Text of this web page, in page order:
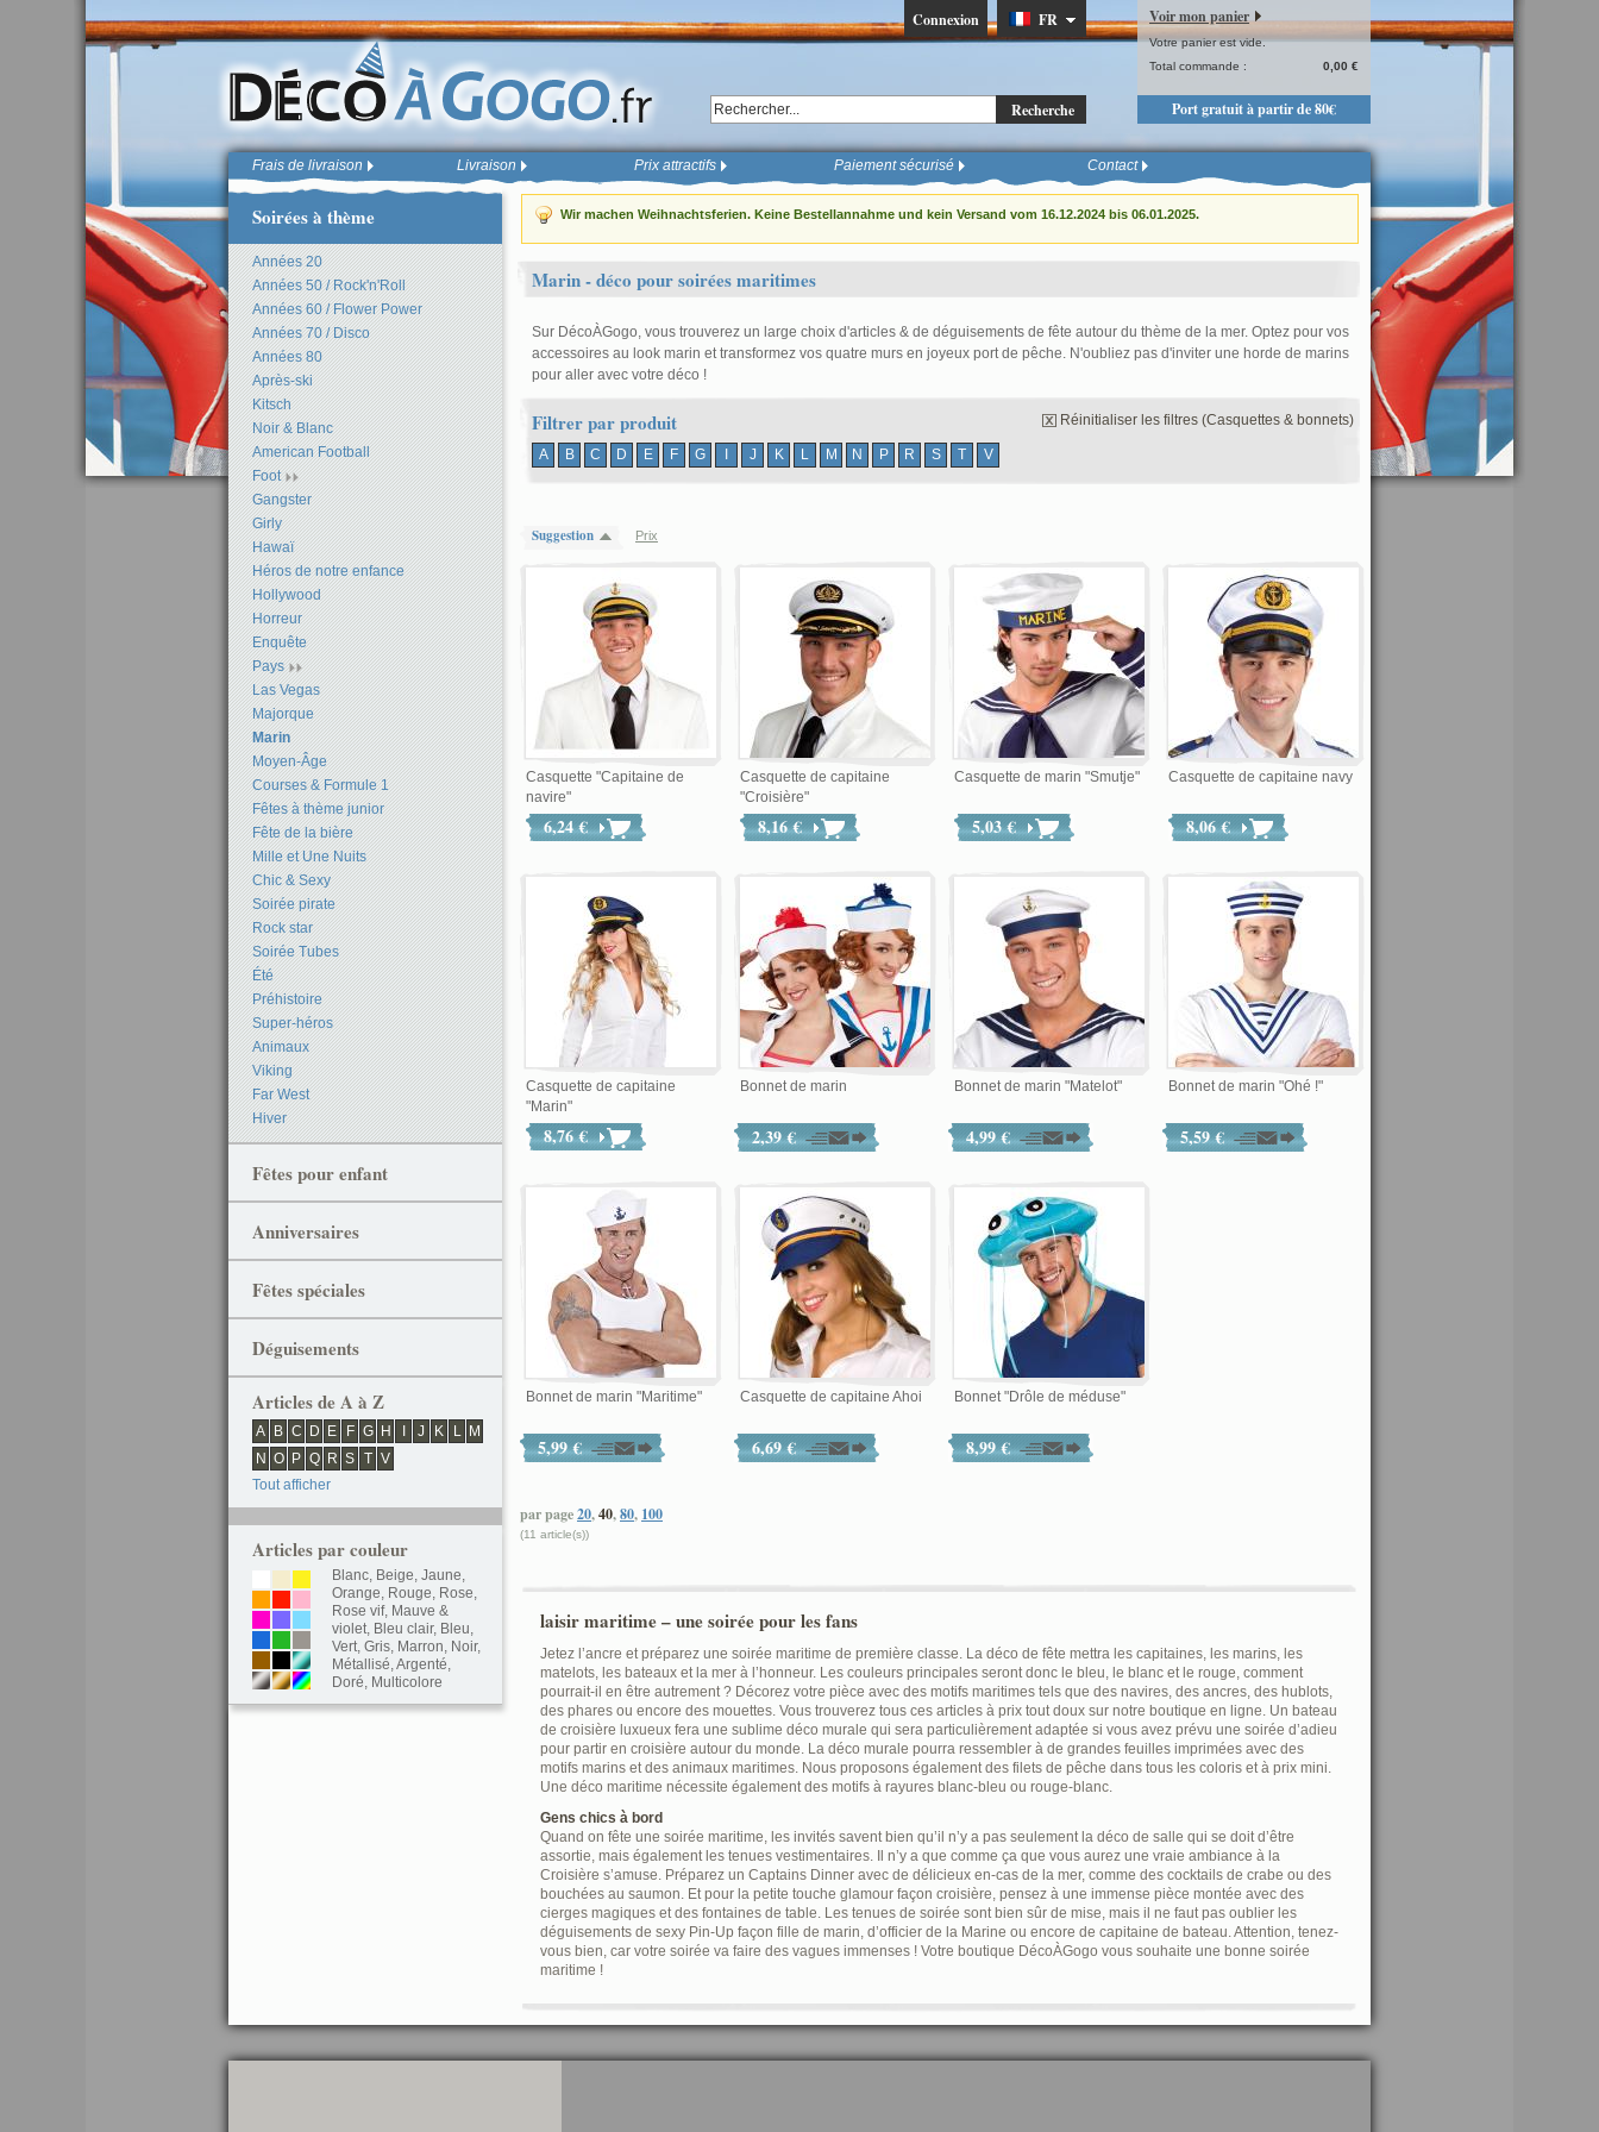
Recherche
Connexion FR Voir mon panier
Votre panier est vide.
Total commande :
0,00 €
Port gratuit à partir de 80€
Frais de livraison Livraison Prix attractifs Paiement sécurisé Contact
Wir machen Weihnachtsferien. Keine Bestellannahme und kein Versand vom 16.12.2024 bis 06.01.2025.
Marin - déco pour soirées maritimes
Sur DécoÀGogo, vous trouverez un large choix d'articles & de déguisements de fête autour du thème de la mer. Optez pour vos
accessoires au look marin et transformez vos quatre murs en joyeux port de pêche. N'oubliez pas d'inviter une horde de marins
pour aller avec votre déco !
Filtrer par produit
A B C D E F G J K L M N P R S T V
Réinitialiser les filtres (Casquettes & bonnets)
Suggestion Prix
Casquette "Capitaine de
navire"
6,24 €
Casquette de capitaine
"Croisière"
8,16 €
Casquette de marin "Smutje"
5,03 €
Casquette de capitaine navy
8,06 €
Casquette de capitaine
"Marin"
8,76 €
Bonnet de marin
2,39 €
Bonnet de marin "Matelot"
4,99 €
Bonnet de marin "Ohé !"
5,59 €
Bonnet de marin "Maritime"
5,99 €
Casquette de capitaine Ahoi
6,69 €
Bonnet "Drôle de méduse"
8,99 €
par page20,40,80, 100
(11 article(s))
laisir maritime – une soirée pour les fans
Jetez l’ancre et préparez une soirée maritime de première classe. La déco de fête mettra les capitaines, les marins, les
matelots, les bateaux et la mer à l’honneur. Les couleurs principales seront donc le bleu, le blanc et le rouge, comment
pourrait-il en être autrement ? Décorez votre pièce avec des motifs maritimes tels que des navires, des ancres, des hublots,
des phares ou encore des mouettes. Vous trouverez tous ces articles à prix tout doux sur notre boutique en ligne. Un bateau
de croisière luxueux fera une sublime déco murale qui sera particulièrement adaptée si vous avez prévu une soirée d’adieu
pour partir en croisière autour du monde. La déco murale pourra ressembler à de grandes feuilles imprimées avec des
motifs marins et des animaux maritimes. Nous proposons également des filets de pêche dans tous les coloris et à prix mini.
Une déco maritime nécessite également des motifs à rayures blanc-bleu ou rouge-blanc.
Gens chics à bord
Quand on fête une soirée maritime, les invités savent bien qu’il n’y a pas seulement la déco de salle qui se doit d’être
assortie, mais également les tenues vestimentaires. Il n’y a que comme ça que vous aurez une vraie ambiance à la
Croisière s’amuse. Préparez un Captains Dinner avec de délicieux en-cas de la mer, comme des cocktails de crabe ou des
bouchées au saumon. Et pour la petite touche glamour façon croisière, pensez à une immense pièce montée avec des
cierges magiques et des fontaines de table. Les tenues de soirée sont bien sûr de mise, mais il ne faut pas oublier les
déguisements de sexy Pin-Up façon fille de marin, d’officier de la Marine ou encore de capitaine de bateau. Attention, tenez-
vous bien, car votre soirée va faire des vagues immenses ! Votre boutique DécoÀGogo vous souhaite une bonne soirée
maritime !
Soirées à thème
Années 20
Années 50 / Rock'n'Roll
Années 60 / Flower Power
Années 70 / Disco
Années 80
Après-ski
Kitsch
Noir & Blanc
American Football
Foot
Gangster
Girly
Hawaï
Héros de notre enfance
Hollywood
Horreur
Enquête
Pays
Las Vegas
Majorque
Marin
Moyen-Âge
Courses & Formule 1
Fêtes à thème junior
Fête de la bière
Mille et Une Nuits
Chic & Sexy
Soirée pirate
Rock star
Soirée Tubes
Été
Préhistoire
Super-héros
Animaux
Viking
Far West
Hiver
Fêtes pour enfant
Anniversaires
Fêtes spéciales
Déguisements
Articles de A à Z
A B C D E F G H J K L
M
N O P Q R S T V
Tout afficher
Articles par couleur
Blanc, Beige, Jaune,
Orange, Rouge, Rose,
Rose vif, Mauve &
violet, Bleu clair, Bleu,
Vert, Gris, Marron, Noir,
Métallisé,Argenté,
Doré, Multicolore